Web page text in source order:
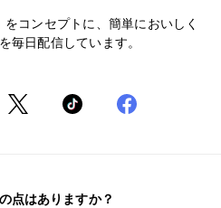
をコンセプトに、簡単においしく
毎日配信しています。
点はありますか？